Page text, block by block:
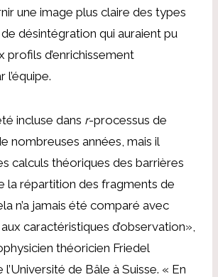
une image plus claire des types
désintégration qui auraient pu
profils d’enrichissement
incluse dans r-processus de
nombreuses années, mais il
calculs théoriques des barrières
la répartition des fragments de
n’a jamais été comparé avec
caractéristiques d’observation»,
théoricien Friedel
de Bâle à Suisse. « En